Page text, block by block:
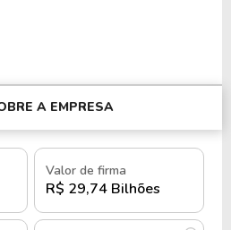
pode gerar pressões a
negociadas na B3 sob o
por sua
para investidores
da economia.
A EMPRESA
Valor de firma
R$ 29,74 Bilhões